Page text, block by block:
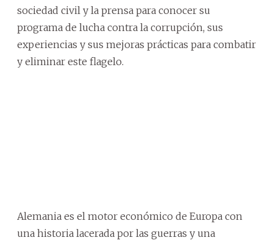
sociedad civil y la prensa para conocer su
programa de lucha contra la corrupción, sus
experiencias y sus mejoras prácticas para combatir
y eliminar este flagelo.
Alemania es el motor económico de Europa con
una historia lacerada por las guerras y una